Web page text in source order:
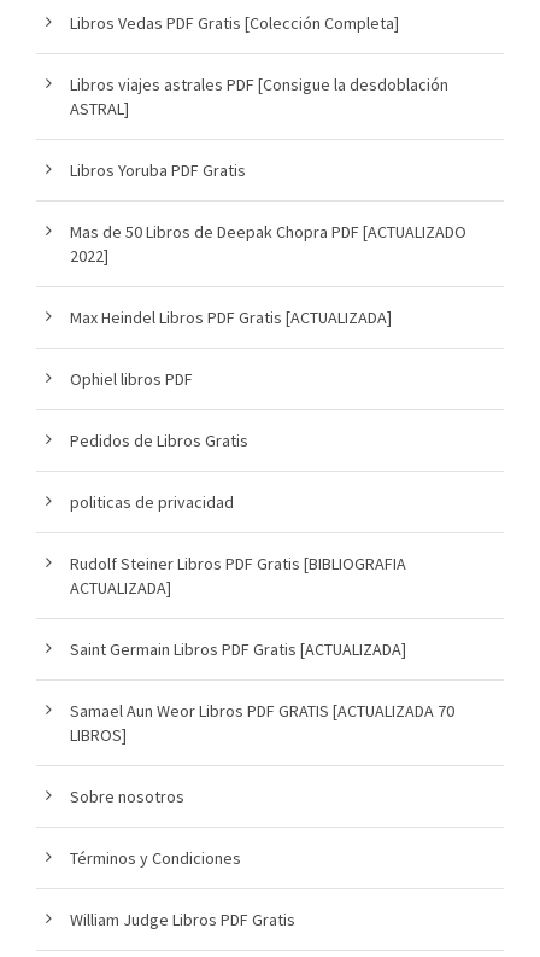
Libros Vedas PDF Gratis [Colección Completa]
Libros viajes astrales PDF [Consigue la desdoblación
ASTRAL]
Libros Yoruba PDF Gratis
Mas de 50 Libros de Deepak Chopra PDF [ACTUALIZADO
2022]
Max Heindel Libros PDF Gratis [ACTUALIZADA]
Ophiel libros PDF
Pedidos de Libros Gratis
politicas de privacidad
Rudolf Steiner Libros PDF Gratis [BIBLIOGRAFIA
ACTUALIZADA]
Saint Germain Libros PDF Gratis [ACTUALIZADA]
Samael Aun Weor Libros PDF GRATIS [ACTUALIZADA 70
LIBROS]
Sobre nosotros
Términos y Condiciones
William Judge Libros PDF Gratis